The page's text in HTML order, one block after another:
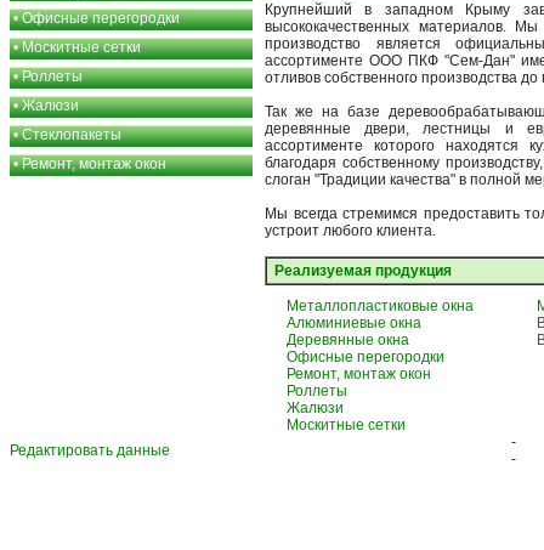
•Офисные перегородки
•Москитные сетки
•Роллеты
•Жалюзи
•Стеклопакеты
•Ремонт, монтаж окон
Крупнейший в западном Крыму
высококачественных материалов.
производство является
ассортименте ООО ПКФ "Сем-Дан"
отливов собственного производства
Так же на базе
деревянные двери, лестницы и
ассортименте которого находятся
благодаря собственному
слоган "Традиции качества" в полной
Мы всегда стремимся предоставить
устроит любого клиента.
Реализуемая продукция
Металлопластиковые окна
Алюминиевые окна
Деревянные окна
Офисные перегородки
Ремонт, монтаж окон
Роллеты
Жалюзи
Москитные сетки
Редактировать данные
-
-